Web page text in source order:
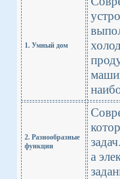
1. Умный дом
2. Разнообразные
функции
а